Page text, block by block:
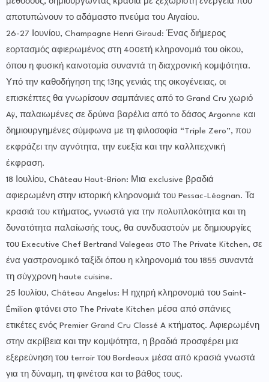
αποτυπώνουν το αδάμαστο πνεύμα του Αιγαίου.
26-27 Ιουνίου, Champagne Henri Giraud: Ένας διήμερος
εορτασμός αφιερωμένος στη 400ετή κληρονομιά του οίκου,
όπου η φυσική καινοτομία συναντά τη διαχρονική κομψότητα.
Υπό την καθοδήγηση της 13ης γενιάς της οικογένειας, οι
επισκέπτες θα γνωρίσουν σαμπάνιες από το Grand Cru χωριό
Aÿ, παλαιωμένες σε δρύινα βαρέλια από το δάσος Argonne και
δημιουργημένες σύμφωνα με τη φιλοσοφία “Triple Zero”, που
εκφράζει την αγνότητα, την ευεξία και την καλλιτεχνική
έκφραση.
18 Ιουλίου, Château Haut-Brion: Μια exclusive βραδιά
αφιερωμένη στην ιστορική κληρονομιά του Pessac-Léognan. Τα
κρασιά του κτήματος, γνωστά για την πολυπλοκότητα και τη
δυνατότητα παλαίωσής τους, θα συνδυαστούν με δημιουργίες
του Executive Chef Bertrand Valegeas στο The Private Kitchen, σε
ένα γαστρονομικό ταξίδι όπου η κληρονομιά του 1855 συναντά
τη σύγχρονη haute cuisine.
25 Ιουλίου, Château Angelus: Η ηχηρή κληρονομιά του Saint-
Émilion φτάνει στο The Private Kitchen μέσα από σπάνιες
ετικέτες ενός Premier Grand Cru Classé A κτήματος. Αφιερωμένη
στην ακρίβεια και την κομψότητα, η βραδιά προσφέρει μια
εξερεύνηση του terroir του Bordeaux μέσα από κρασιά γνωστά
για τη δύναμη, τη φινέτσα και το βάθος τους.